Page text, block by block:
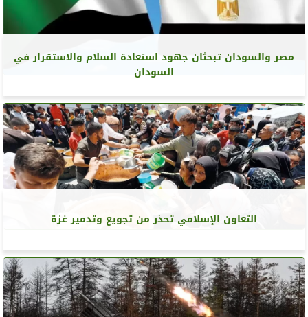
مصر والسودان تبحثان جهود استعادة السلام والاستقرار في
السودان
التعاون الإسلامي تحذر من تجويع وتدمير غزة